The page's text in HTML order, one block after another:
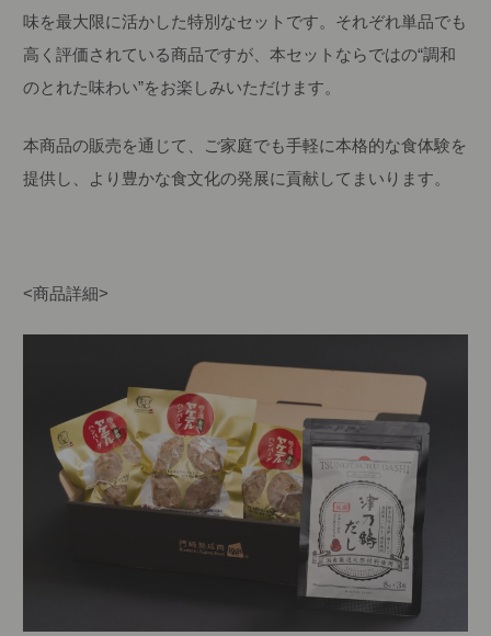
味を最大限に活かした特別なセットです。それぞれ単品でも
高く評価されている商品ですが、本セットならではの“調和
のとれた味わい”をお楽しみいただけます。
本商品の販売を通じて、ご家庭でも手軽に本格的な食体験を
提供し、より豊かな食文化の発展に貢献してまいります。
<商品詳細>